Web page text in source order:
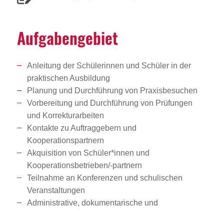
Aufga­ben­ge­biet
Anleitung der Schülerinnen und Schüler in der
praktischen Ausbildung
Planung und Durchführung von Praxisbesuchen
Vorbereitung und Durchführung von Prüfungen
und Korrekturarbeiten
Kontakte zu Auftraggebern und
Kooperationspartnern
Akquisition von Schüler*innen und
Kooperationsbetrieben/-partnern
Teilnahme an Konferenzen und schulischen
Veranstaltungen
Administrative, dokumentarische und